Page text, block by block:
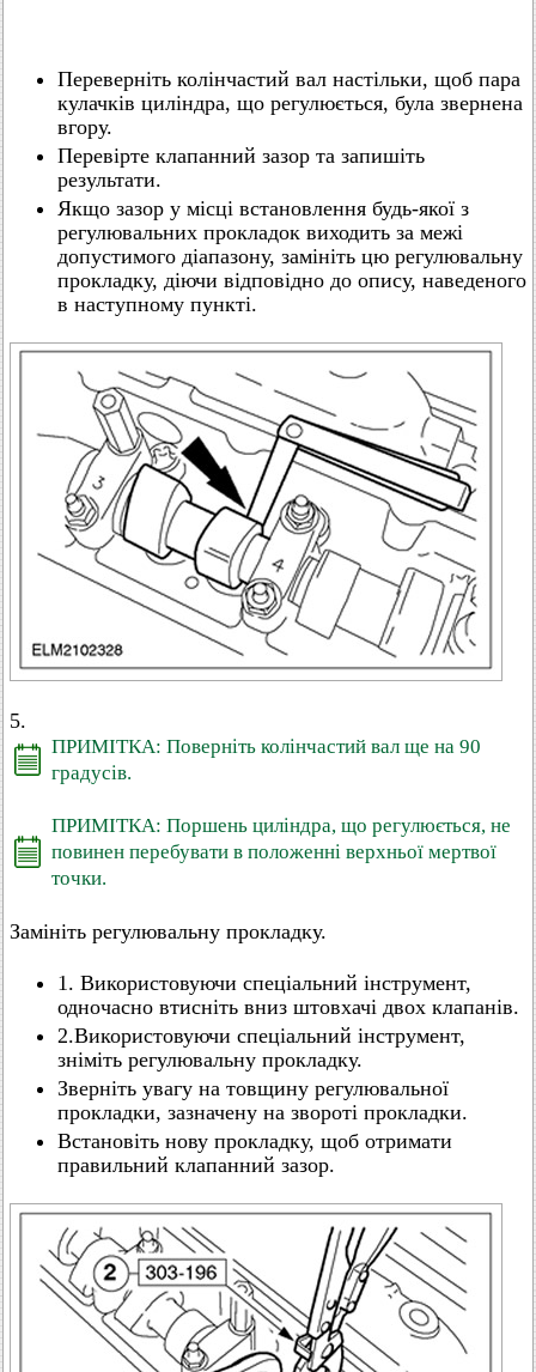
Переверніть колінчастий вал настільки, щоб пара
кулачків циліндра, що регулюється, була звернена
вгору.
Перевірте клапанний зазор та запишіть
результати.
Якщо зазор у місці встановлення будь-якої з
регулювальних прокладок виходить за межі
допустимого діапазону, замініть цю регулювальну
прокладку, діючи відповідно до опису, наведеного
в наступному пункті.
5.
ПРИМІТКА: Поверніть колінчастий вал ще на 90
градусів.
ПРИМІТКА: Поршень циліндра, що регулюється, не
повинен перебувати в положенні верхньої мертвої
точки.
Замініть регулювальну прокладку.
1. Використовуючи спеціальний інструмент,
одночасно втисніть вниз штовхачі двох клапанів.
2.Використовуючи спеціальний інструмент,
зніміть регулювальну прокладку.
Зверніть увагу на товщину регулювальної
прокладки, зазначену на звороті прокладки.
Встановіть нову прокладку, щоб отримати
правильний клапанний зазор.